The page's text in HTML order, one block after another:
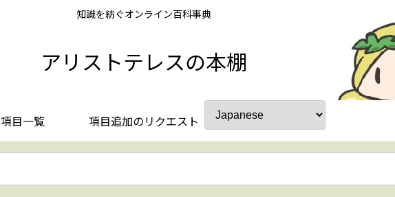
知識を紡ぐオンライン百科事典
アリストテレスの本棚
項目一覧 項目追加のリクエスト